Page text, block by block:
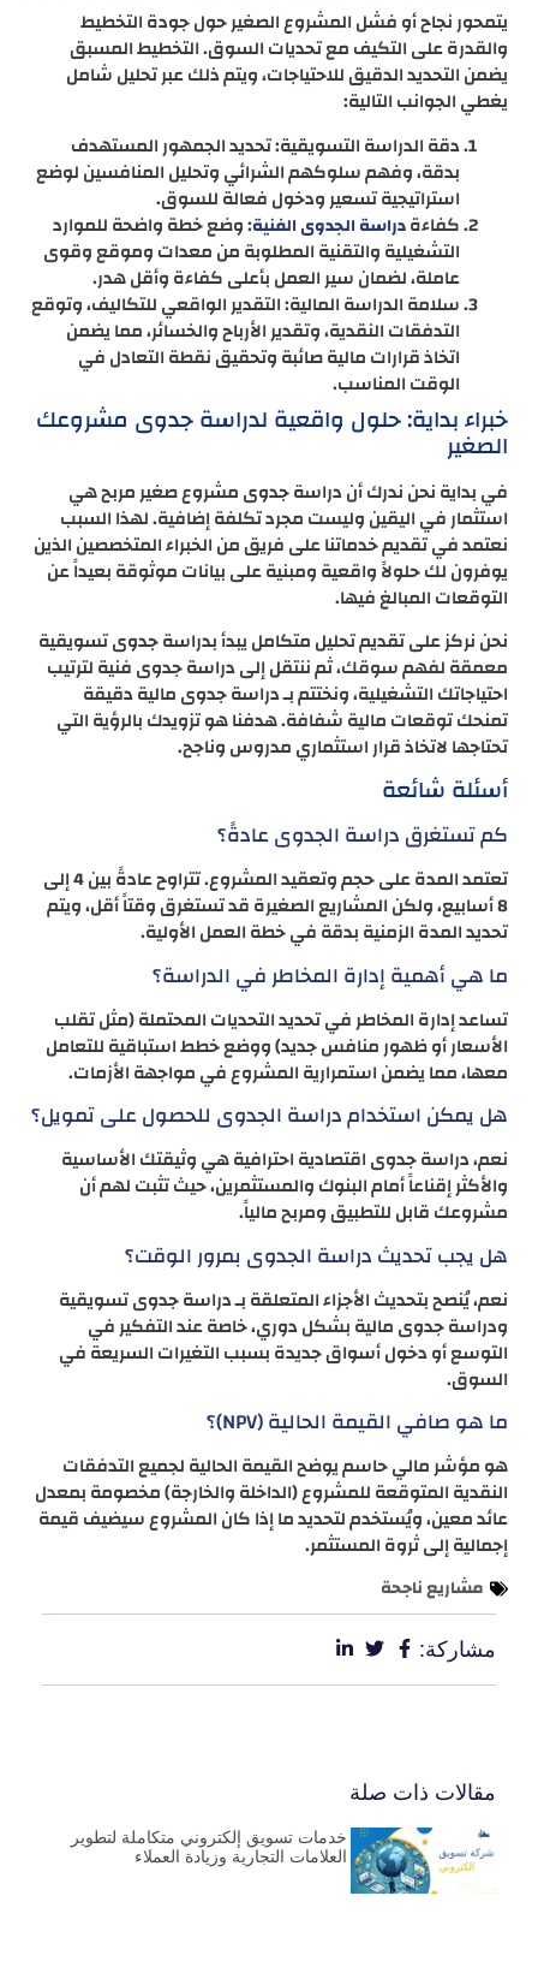
يتمحور نجاح أو فشل المشروع الصغير حول جودة التخطيط
والقدرة على التكيف مع تحديات السوق. التخطيط المسبق
يضمن التحديد الدقيق للاحتياجات، ويتم ذلك عبر تحليل شامل
يغطي الجوانب التالية:
دقة الدراسة التسويقية: تحديد الجمهور المستهدف
بدقة، وفهم سلوكهم الشرائي وتحليل المنافسين لوضع
استراتيجية تسعير ودخول فعالة للسوق.
كفاءةدراسة الجدوى الفنية: وضع خطة واضحة للموارد
التشغيلية والتقنية المطلوبة من معدات وموقع وقوى
عاملة، لضمان سير العمل بأعلى كفاءة وأقل هدر.
سلامة الدراسة المالية: التقدير الواقعي للتكاليف، وتوقع
التدفقات النقدية، وتقدير الأرباح والخسائر، مما يضمن
اتخاذ قرارات مالية صائبة وتحقيق نقطة التعادل في
الوقت المناسب.
خبراء بداية: حلول واقعية لدراسة جدوى مشروعك
الصغير
في بداية نحن ندرك أن دراسة جدوى مشروع صغير مربح هي
استثمار في اليقين وليست مجرد تكلفة إضافية. لهذا السبب
نعتمد في تقديم خدماتنا على فريق من الخبراء المتخصصين الذين
يوفرون لك حلولاً واقعية ومبنية على بيانات موثوقة بعيداً عن
التوقعات المبالغ فيها.
نحن نركز على تقديم تحليل متكامل يبدأ بدراسة جدوى تسويقية
معمقة لفهم سوقك، ثم ننتقل إلى دراسة جدوى فنية لترتيب
احتياجاتك التشغيلية، ونختتم بـ دراسة جدوى مالية دقيقة
تمنحك توقعات مالية شفافة. هدفنا هو تزويدك بالرؤية التي
تحتاجها لاتخاذ قرار استثماري مدروس وناجح.
أسئلة شائعة
كم تستغرق دراسة الجدوى عادةً؟
تعتمد المدة على حجم وتعقيد المشروع. تتراوح عادةً بين 4 إلى
8 أسابيع، ولكن المشاريع الصغيرة قد تستغرق وقتاً أقل، ويتم
تحديد المدة الزمنية بدقة في خطة العمل الأولية.
ما هي أهمية إدارة المخاطر في الدراسة؟
تساعد إدارة المخاطر في تحديد التحديات المحتملة (مثل تقلب
الأسعار أو ظهور منافس جديد) ووضع خطط استباقية للتعامل
معها، مما يضمن استمرارية المشروع في مواجهة الأزمات.
هل يمكن استخدام دراسة الجدوى للحصول على تمويل؟
نعم، دراسة جدوى اقتصادية احترافية هي وثيقتك الأساسية
والأكثر إقناعاً أمام البنوك والمستثمرين، حيث تثبت لهم أن
مشروعك قابل للتطبيق ومربح مالياً.
هل يجب تحديث دراسة الجدوى بمرور الوقت؟
نعم، يُنصح بتحديث الأجزاء المتعلقة بـ دراسة جدوى تسويقية
ودراسة جدوى مالية بشكل دوري، خاصة عند التفكير في
التوسع أو دخول أسواق جديدة بسبب التغيرات السريعة في
السوق.
ما هو صافي القيمة الحالية (NPV)؟
هو مؤشر مالي حاسم يوضح القيمة الحالية لجميع التدفقات
النقدية المتوقعة للمشروع (الداخلة والخارجة) مخصومة بمعدل
عائد معين، ويُستخدم لتحديد ما إذا كان المشروع سيضيف قيمة
إجمالية إلى ثروة المستثمر.
مشاريع ناجحة
مشاركة:
مقالات ذات صلة
خدمات تسويق إلكتروني متكاملة لتطوير
العلامات التجارية وزيادة العملاء